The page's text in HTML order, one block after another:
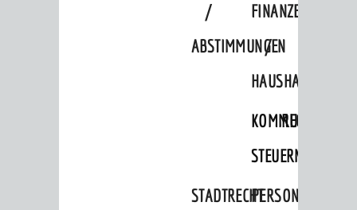
/
ABSTIMMUNGEN
FINANZEN
/
HAUSHALT
KOMMUNALE
STEUERN
STADTRECHTPERSONALRAT